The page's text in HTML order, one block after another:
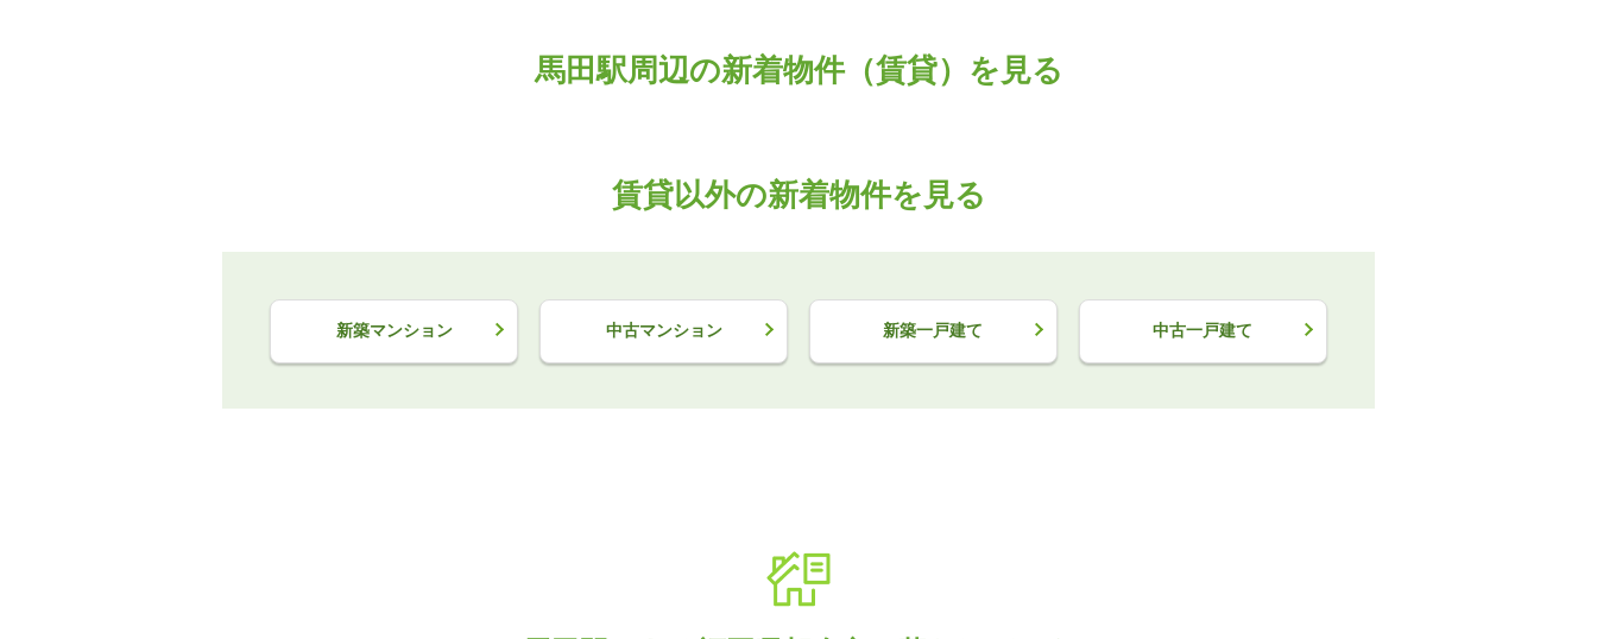
馬田駅周辺の新着物件（賃貸）を見る
賃貸以外の新着物件を見る
新築マンション 中古マンション 新築一戸建て 中古一戸建て